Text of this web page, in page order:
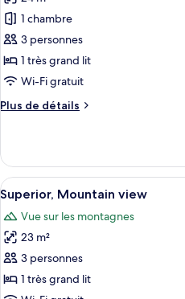
pour
ce
type
de
chambre :
Deluxe,
1 chambre
3 personnes
1 très grand lit
Wi-Fi gratuit
Plus de détails
Plus
le
type
de
chambre
Deluxe,
City
Afficher
toutes
les
photos
pour
ce
5
Superior, Mountain view
Vue sur les montagnes
23 m²
3 personnes
1 très grand lit